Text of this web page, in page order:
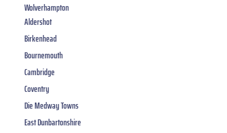
Wolverhampton
Aldershot
Birkenhead
Bournemouth
Cambridge
Coventry
Die Medway Towns
East Dunbartonshire